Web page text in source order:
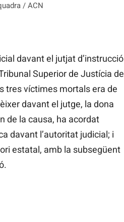
/ ACN
davant el jutjat d’instrucció
Superior de Justícia de
tres víctimes mortals era de
davant el jutge, la dona
de la causa, ha acordat
davant l’autoritat judicial; i
estatal, amb la subsegüent